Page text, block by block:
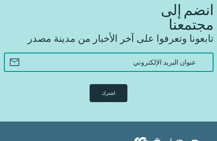
انضم إلى
مجتمعنا
تابعونا وتعرفوا على آخر الأخبار من مدينة مصدر
اشترك